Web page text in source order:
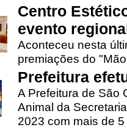
Centro
evento
Aconteceu nesta
premiações do
Prefeitura
A Prefeitura de São
Animal da
2023 com mais de 5